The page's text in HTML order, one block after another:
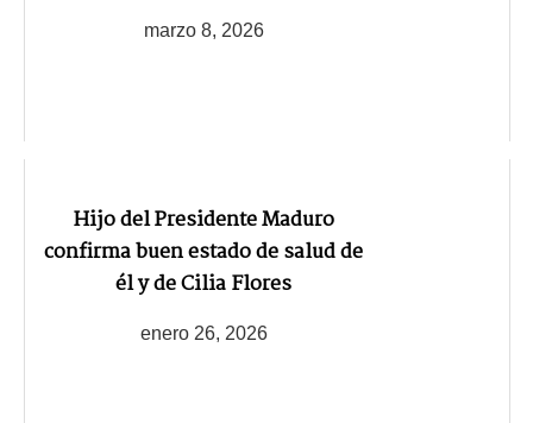
marzo 8, 2026
Hijo del Presidente Maduro
confirma buen estado de salud de
él y de Cilia Flores
enero 26, 2026